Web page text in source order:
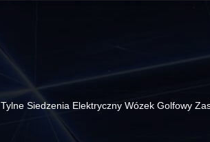
Siedzenia Elektryczny Wózek Golfowy